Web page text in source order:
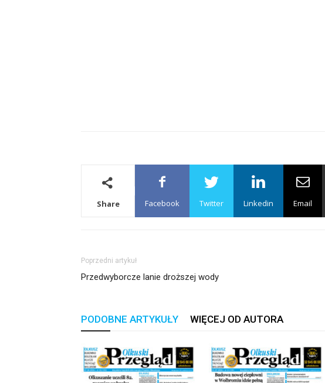
Share Facebook Twitter Linkedin Email
Poprzedni artykuł
Przedwyborcze lanie droższej wody
PODOBNE ARTYKUŁY WIĘCEJ OD AUTORA